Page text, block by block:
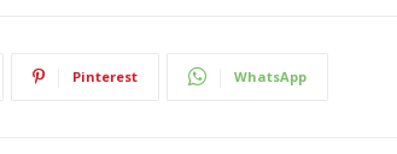
Pinterest WhatsApp